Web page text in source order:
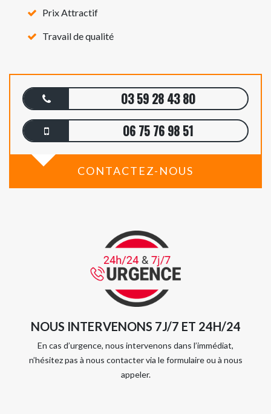
Prix Attractif
Travail de qualité
03 59 28 43 80
06 75 76 98 51
CONTACTEZ-NOUS
NOUS INTERVENONS 7J/7 ET 24H/24
En cas d’urgence, nous intervenons dans l’immédiat,
n’hésitez pas à nous contacter via le formulaire ou à nous
appeler.